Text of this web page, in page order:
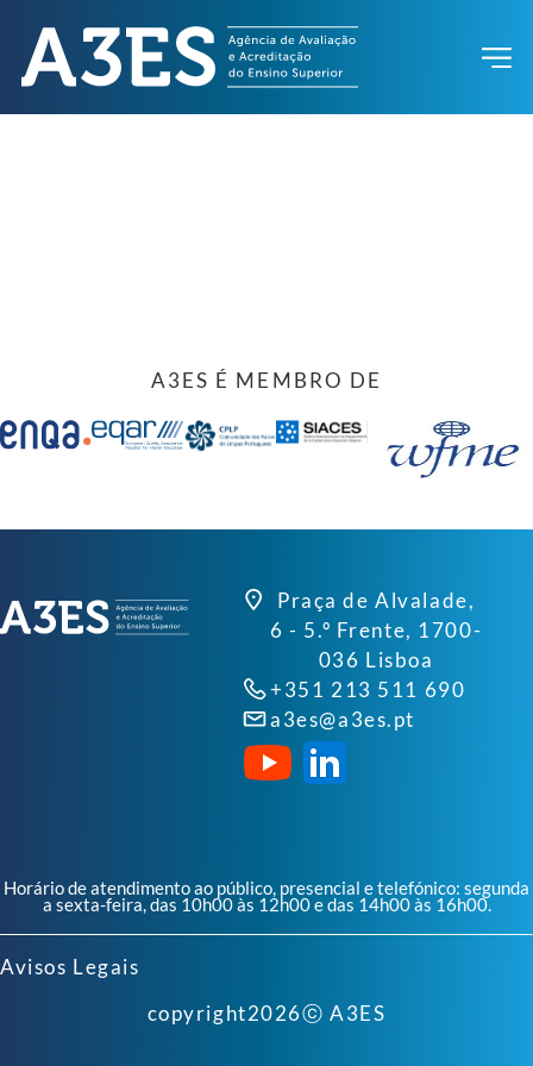
A3ES É MEMBRO DE
Praça de Alvalade,
6 - 5.º Frente, 1700-
036 Lisboa
+351 213 511 690
a3es@a3es.pt
Horário de atendimento ao público, presencial e telefónico: segunda
a sexta-feira, das 10h00 às 12h00 e das 14h00 às 16h00.
Avisos Legais
copyright2026ⓒ A3ES